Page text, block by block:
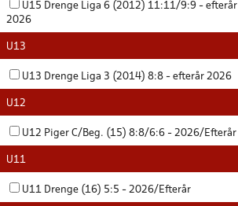
U15 Drenge Liga 6 (2012) 11:11/9:9 - efterår
2026
U13
U13 Drenge Liga 3 (2014) 8:8 - efterår 2026
U12
U12 Piger C/Beg. (15) 8:8/6:6 - 2026/Efterår
U11
U11 Drenge (16) 5:5 - 2026/Efterår